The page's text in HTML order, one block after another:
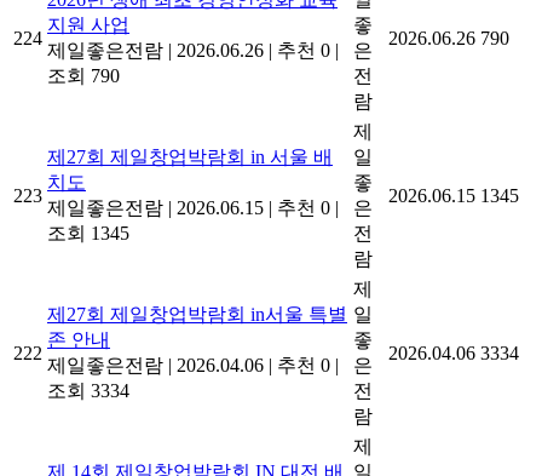
224
지원 사업
제일좋은전람 | 2026.06.26 | 추천 0 |
조회 790
좋
은
전
람
2026.06.26 790
223
제27회 제일창업박람회 in 서울 배
치도
제일좋은전람 | 2026.06.15 | 추천 0 |
조회 1345
제
일
좋
은
전
람
2026.06.15 1345
222
제27회 제일창업박람회 in서울 특별
존 안내
제일좋은전람 | 2026.04.06 | 추천 0 |
조회 3334
제
일
좋
은
전
람
2026.04.06 3334
제 14회 제일창업박람회 IN 대전 배
제
일